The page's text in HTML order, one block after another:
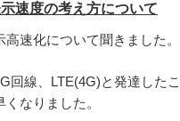
速度の考え方について
速化について聞きました。
回線、LTE(4G)と発達した
なりました。